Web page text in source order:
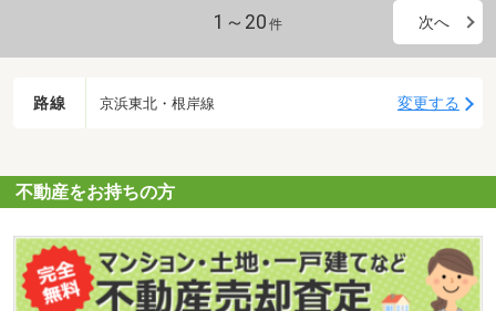
1～20 件 次へ
路線 京浜東北・根岸線 変更する
不動産をお持ちの方